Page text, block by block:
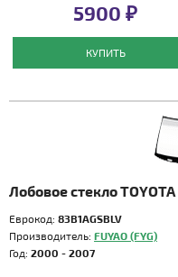
5900 ₽
КУПИТЬ
Лобовое стекло TOYOTA
Еврокод: 83B1AGSBLV
Производитель: FUYAO (FYG)
Год: 2000 - 2007